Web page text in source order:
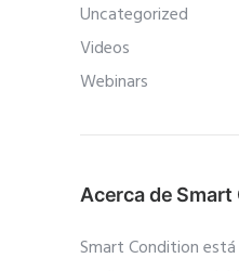
Uncategorized
Videos
Webinars
Acerca de
Smart Condition